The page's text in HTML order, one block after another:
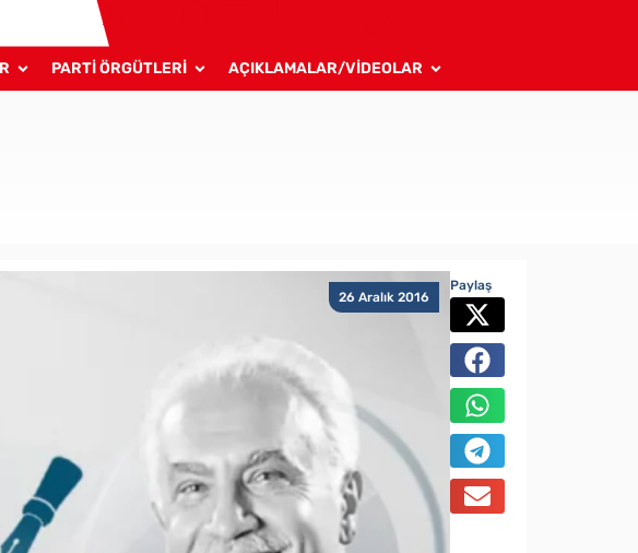
PARTİ ÖRGÜTLERİ AÇIKLAMALAR/VİDEOLAR
26 Aralık 2016
Paylaş